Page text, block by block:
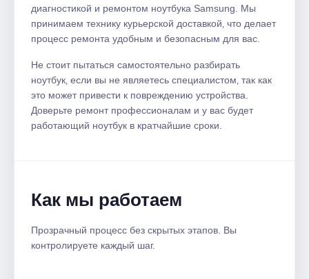
диагностикой и ремонтом ноутбука Samsung. Мы
принимаем технику курьерской доставкой‚ что делает
процесс ремонта удобным и безопасным для вас.
Не стоит пытаться самостоятельно разбирать
ноутбук‚ если вы не являетесь специалистом‚ так как
это может привести к повреждению устройства.
Доверьте ремонт профессионалам и у вас будет
работающий ноутбук в кратчайшие сроки.
Как мы работаем
Прозрачный процесс без скрытых этапов. Вы
контролируете каждый шаг.